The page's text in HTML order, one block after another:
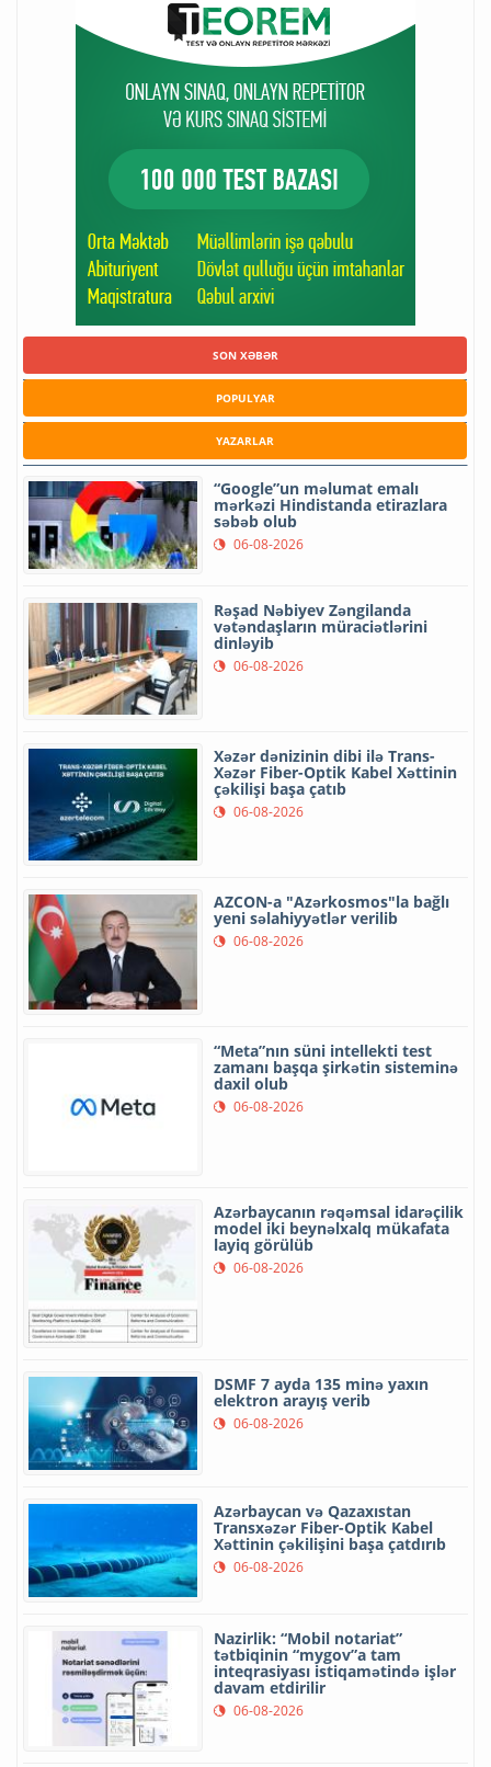
SON XƏBƏR
POPULYAR
YAZARLAR
“Google”un məlumat emalı
mərkəzi Hindistanda etirazlara
səbəb olub
06-08-2026
Rəşad Nəbiyev Zəngilanda
vətəndaşların müraciətlərini
dinləyib
06-08-2026
Xəzər dənizinin dibi ilə Trans-
Xəzər Fiber-Optik Kabel Xəttinin
çəkilişi başa çatıb
06-08-2026
AZCON-a "Azərkosmos"la bağlı
yeni səlahiyyətlər verilib
06-08-2026
“Meta”nın süni intellekti test
zamanı başqa şirkətin sisteminə
daxil olub
06-08-2026
Azərbaycanın rəqəmsal idarəçilik
model iki beynəlxalq mükafata
layiq görülüb
06-08-2026
DSMF 7 ayda 135 minə yaxın
elektron arayış verib
06-08-2026
Azərbaycan və Qazaxıstan
Transxəzər Fiber-Optik Kabel
Xəttinin çəkilişini başa çatdırıb
06-08-2026
Nazirlik: “Mobil notariat”
tətbiqinin “mygov”a tam
inteqrasiyası istiqamətində işlər
davam etdirilir
06-08-2026